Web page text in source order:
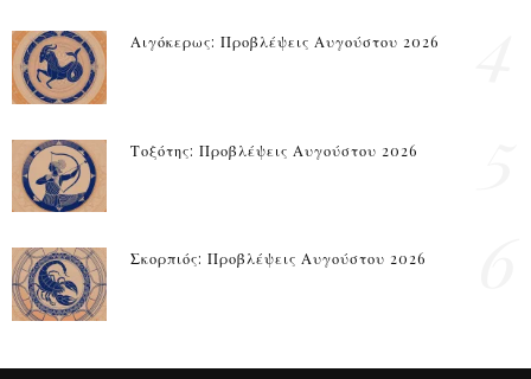
Αιγόκερως: Προβλέψεις Αυγούστου 2026
Τοξότης: Προβλέψεις Αυγούστου 2026
Σκορπιός: Προβλέψεις Αυγούστου 2026